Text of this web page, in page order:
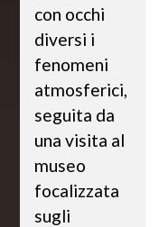
con occhi
diversi i
fenomeni
atmosferici,
seguita da
una visita al
museo
focalizzata
sugli